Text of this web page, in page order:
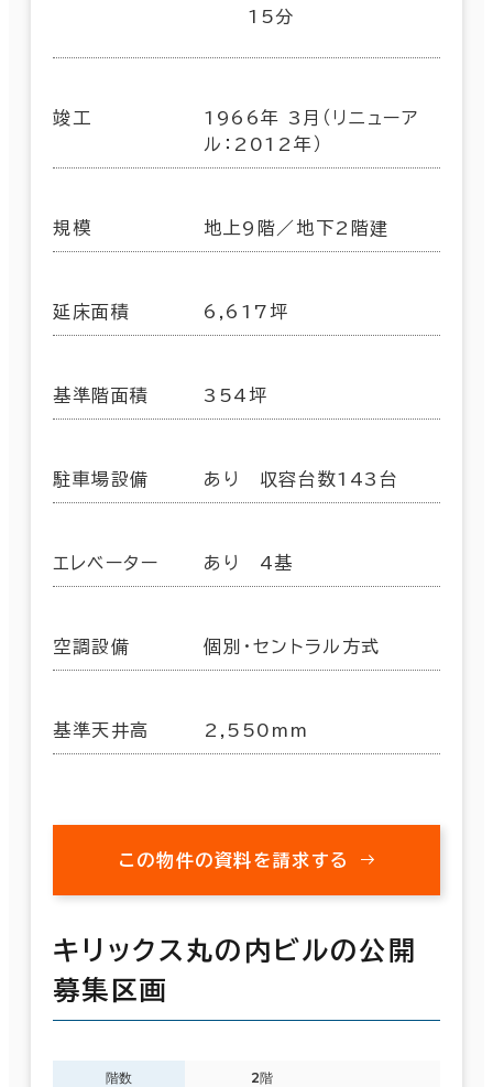
15分
竣工
1966年 3月（リニューア
ル：2012年）
規模 地上9階／地下2階建
延床面積 6,617坪
基準階面積 354坪
駐車場設備 あり 収容台数143台
エレベーター あり 4基
空調設備 個別・セントラル方式
基準天井高 2,550mm
この物件の資料を請求する
キリックス丸の内ビルの公開
募集区画
階数 2階